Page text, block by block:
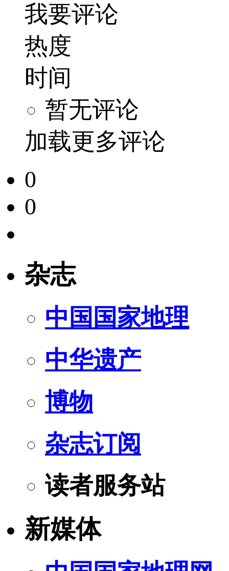
我要评论
热度
时间
暂无评论
加载更多评论
0
0
杂志
中国国家地理
中华遗产
博物
杂志订阅
读者服务站
新媒体